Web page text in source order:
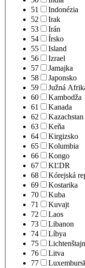
51
Indonézia
52
Irak
53
Irán
54
Írsko
55
Island
56
Izrael
57
Jamajka
58
Japonsko
59
Južná
60
Kambodža
61
Kanada
62
Kazachstan
63
Keňa
64
Kirgizsko
65
Kolumbia
66
Kongo
67
KĽDR
68
Kórejská
69
Kostarika
70
Kuba
71
Kuvajt
72
Laos
73
Libanon
74
Líbya
75
76
Litva
77